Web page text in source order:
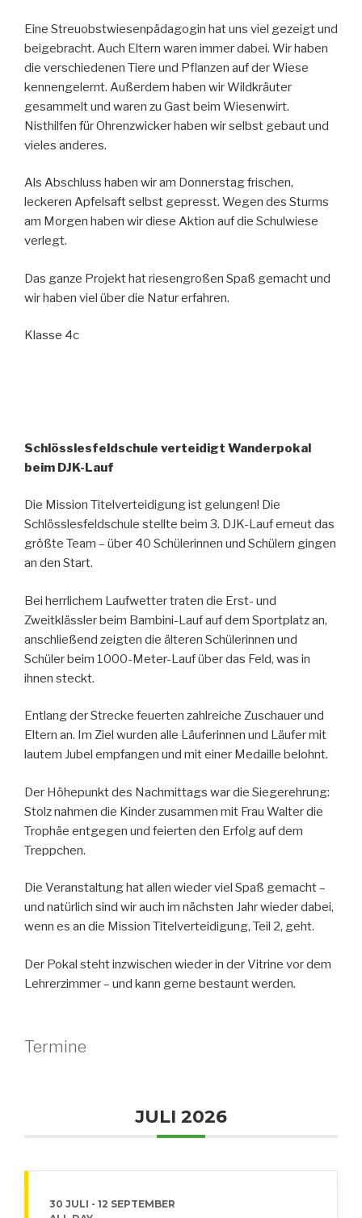
Eine Streuobstwiesenpädagogin hat uns viel gezeigt und
beigebracht. Auch Eltern waren immer dabei. Wir haben
die verschiedenen Tiere und Pflanzen auf der Wiese
kennengelernt. Außerdem haben wir Wildkräuter
gesammelt und waren zu Gast beim Wiesenwirt.
Nisthilfen für Ohrenzwicker haben wir selbst gebaut und
vieles anderes.
Als Abschluss haben wir am Donnerstag frischen,
leckeren Apfelsaft selbst gepresst. Wegen des Sturms
am Morgen haben wir diese Aktion auf die Schulwiese
verlegt.
Das ganze Projekt hat riesengroßen Spaß gemacht und
wir haben viel über die Natur erfahren.
Klasse 4c
Schlösslesfeldschule verteidigt Wanderpokal
beim DJK-Lauf
Die Mission Titelverteidigung ist gelungen! Die
Schlösslesfeldschule stellte beim 3. DJK-Lauf erneut das
größte Team – über 40 Schülerinnen und Schülern gingen
an den Start.
Bei herrlichem Laufwetter traten die Erst- und
Zweitklässler beim Bambini-Lauf auf dem Sportplatz an,
anschließend zeigten die älteren Schülerinnen und
Schüler beim 1000-Meter-Lauf über das Feld, was in
ihnen steckt.
Entlang der Strecke feuerten zahlreiche Zuschauer und
Eltern an. Im Ziel wurden alle Läuferinnen und Läufer mit
lautem Jubel empfangen und mit einer Medaille belohnt.
Der Höhepunkt des Nachmittags war die Siegerehrung:
Stolz nahmen die Kinder zusammen mit Frau Walter die
Trophäe entgegen und feierten den Erfolg auf dem
Treppchen.
Die Veranstaltung hat allen wieder viel Spaß gemacht –
und natürlich sind wir auch im nächsten Jahr wieder dabei,
wenn es an die Mission Titelverteidigung, Teil 2, geht.
Der Pokal steht inzwischen wieder in der Vitrine vor dem
Lehrerzimmer – und kann gerne bestaunt werden.
Termine
JULI 2026
30 JULI - 12 SEPTEMBER